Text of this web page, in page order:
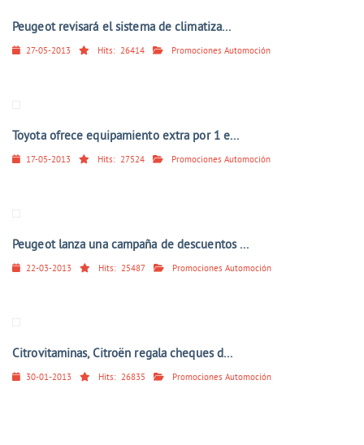
Peugeot revisará el sistema de climatiza...
27-05-2013 Hits: 26414 Promociones Automoción
Toyota ofrece equipamiento extra por 1 e...
17-05-2013 Hits: 27524 Promociones Automoción
Peugeot lanza una campaña de descuentos ...
22-03-2013 Hits: 25487 Promociones Automoción
Citrovitaminas, Citroën regala cheques d...
30-01-2013 Hits: 26835 Promociones Automoción